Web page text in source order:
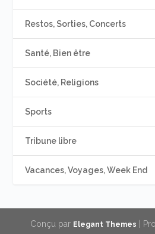
Restos, Sorties, Concerts
Santé, Bien être
Société, Religions
Sports
Tribune libre
Vacances, Voyages, Week End
Conçu par Elegant Themes |